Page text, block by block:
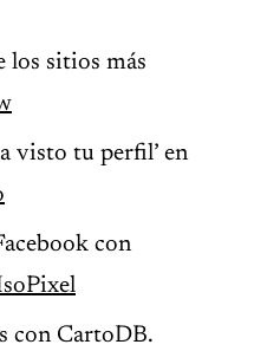
los sitios más
visto tu perfil’ en
con
con CartoDB.